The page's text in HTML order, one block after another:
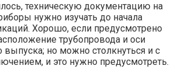
техническую документацию на
нужно изучать до начала
Хорошо, если предусмотрено
трубопровода и оси
выпуска; но можно столкнуться и с
и это нужно предусмотреть.